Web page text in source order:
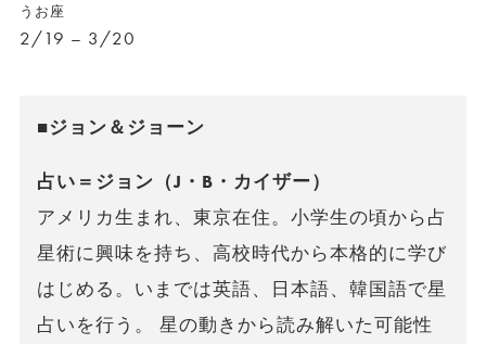
うお座
2/19 – 3/20
■ジョン＆ジョーン
占い＝ジョン（J・B・カイザー）
アメリカ生まれ、東京在住。小学生の頃から占
星術に興味を持ち、高校時代から本格的に学び
はじめる。いまでは英語、日本語、韓国語で星
占いを行う。 星の動きから読み解いた可能性